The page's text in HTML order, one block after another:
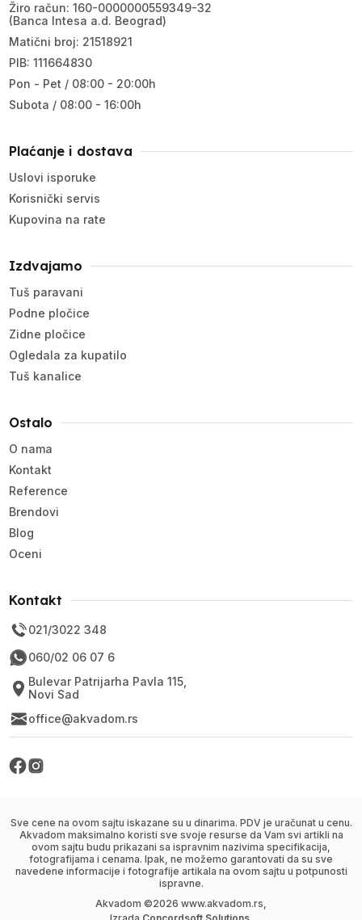
Žiro račun: 160-0000000559349-32
(Banca Intesa a.d. Beograd)
Matični broj: 21518921
PIB: 111664830
Pon - Pet / 08:00 - 20:00h
Subota / 08:00 - 16:00h
Plaćanje i dostava
Uslovi isporuke
Korisnički servis
Kupovina na rate
Izdvajamo
Tuš paravani
Podne pločice
Zidne pločice
Ogledala za kupatilo
Tuš kanalice
Ostalo
O nama
Kontakt
Reference
Brendovi
Blog
Oceni
Kontakt
021/3022 348
060/02 06 07 6
Bulevar Patrijarha Pavla 115,
Novi Sad
office@akvadom.rs
Sve cene na ovom sajtu iskazane su u dinarima. PDV je uračunat u cenu.
Akvadom maksimalno koristi sve svoje resurse da Vam svi artikli na
ovom sajtu budu prikazani sa ispravnim nazivima specifikacija,
fotografijama i cenama. Ipak, ne možemo garantovati da su sve
navedene informacije i fotografije artikala na ovom sajtu u potpunosti
ispravne.
Akvadom ©2026 www.akvadom.rs,